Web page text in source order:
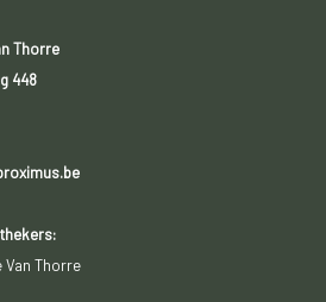
Thorre
448
Van Thorre